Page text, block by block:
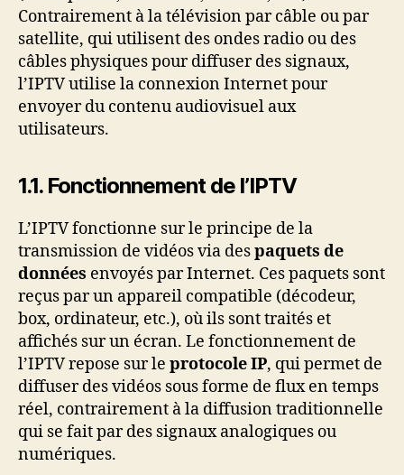
Contrairement à la télévision par câble ou par
satellite, qui utilisent des ondes radio ou des
câbles physiques pour diffuser des signaux,
l’IPTV utilise la connexion Internet pour
envoyer du contenu audiovisuel aux
utilisateurs.
1.1. Fonctionnement de l’IPTV
L’IPTV fonctionne sur le principe de la
transmission de vidéos via despaquets de
données envoyés par Internet. Ces paquets sont
reçus par un appareil compatible (décodeur,
box, ordinateur, etc.), où ils sont traités et
affichés sur un écran. Le fonctionnement de
l’IPTV repose sur le protocole IP, qui permet de
diffuser des vidéos sous forme de flux en temps
réel, contrairement à la diffusion traditionnelle
qui se fait par des signaux analogiques ou
numériques.